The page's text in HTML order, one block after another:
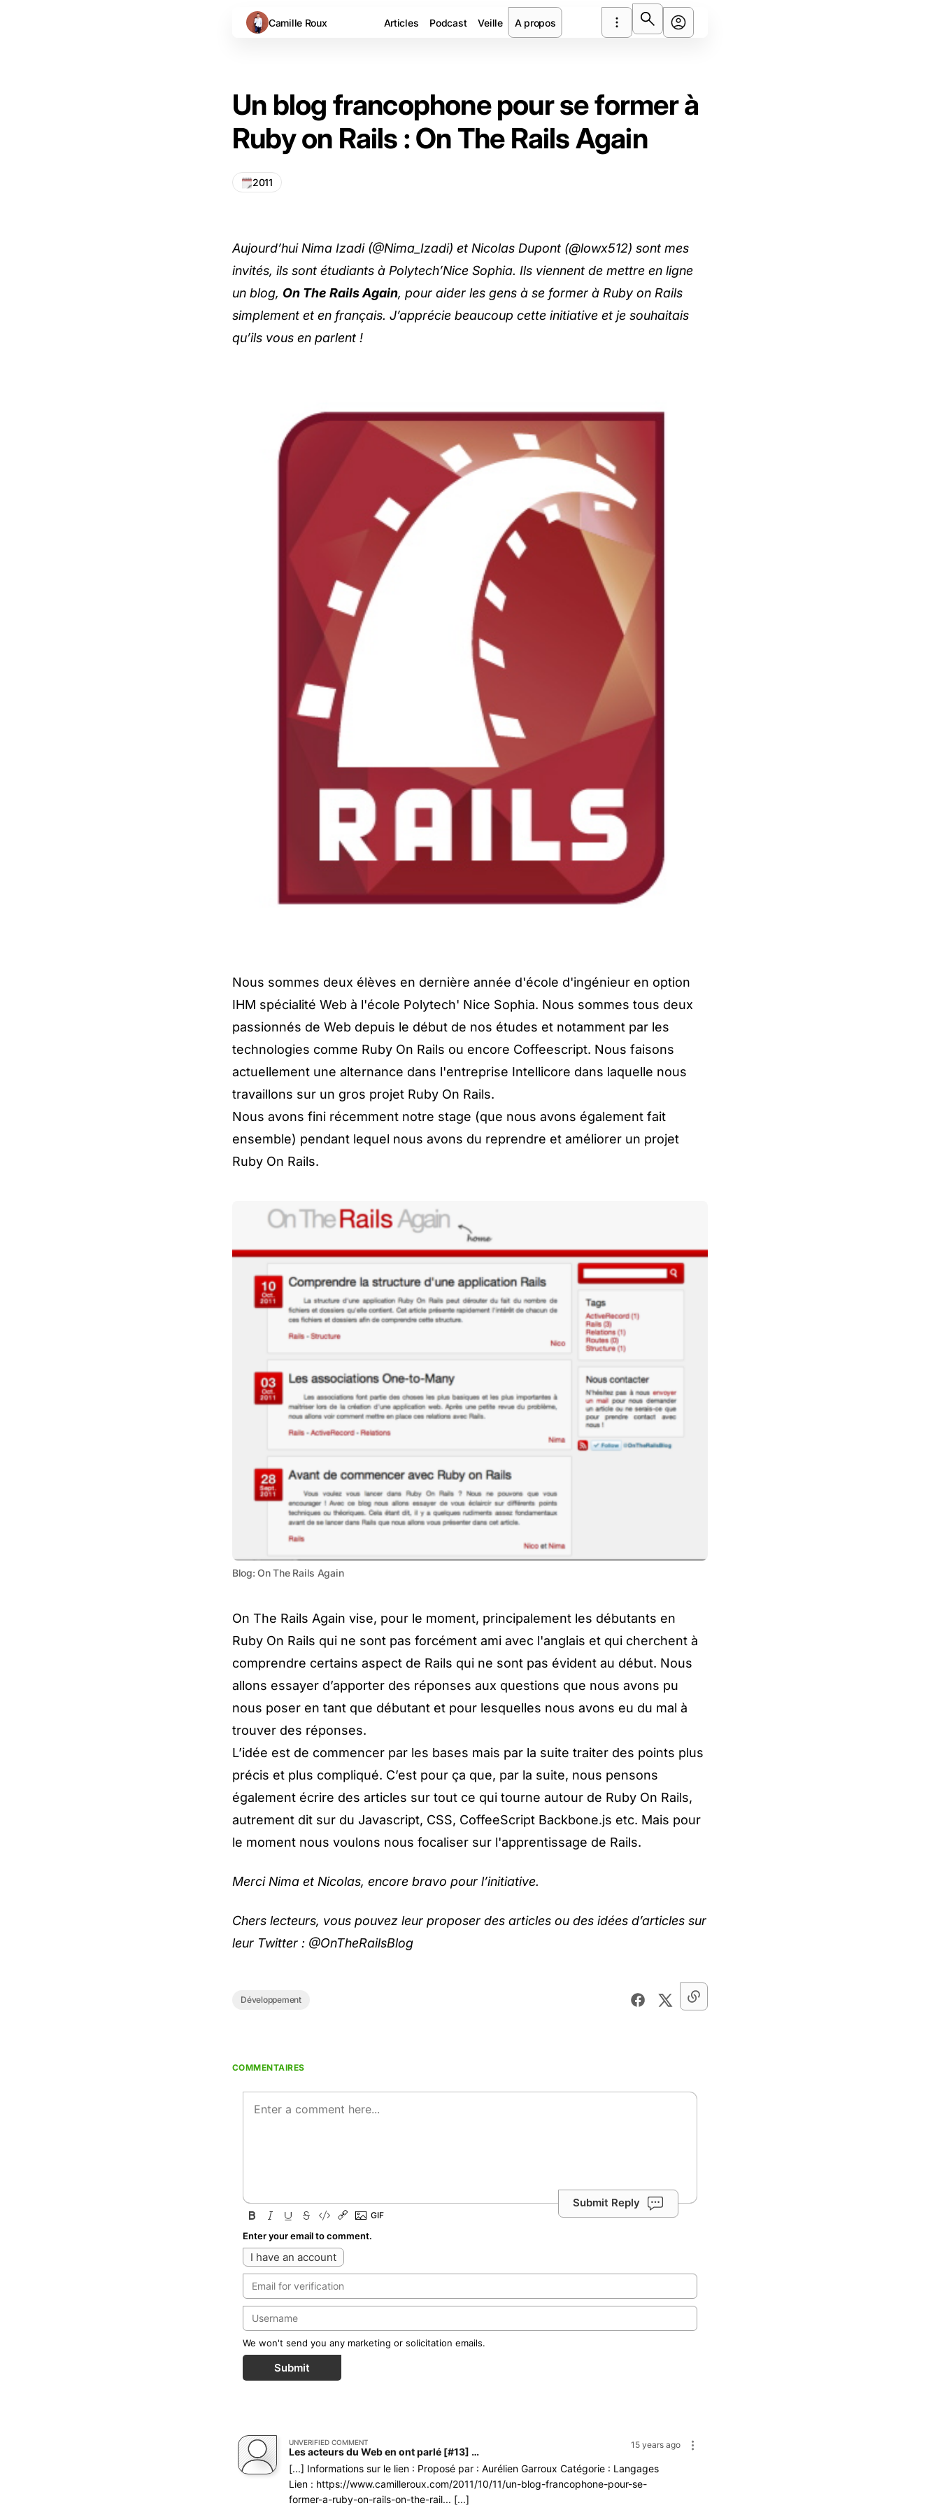
Camille Roux Articles Podcast Veille A propos
Un blog francophone pour se former à
Ruby on Rails : On The Rails Again
2011
Aujourd’hui Nima Izadi (@Nima_Izadi) et Nicolas Dupont (@lowx512) sont mes
invités, ils sont étudiants à Polytech’Nice Sophia. Ils viennent de mettre en ligne
un blog, On The Rails Again, pour aider les gens à se former à Ruby on Rails
simplement et en français. J’apprécie beaucoup cette initiative et je souhaitais
qu’ils vous en parlent !
Nous sommes deux élèves en dernière année d'école d'ingénieur en option
IHM spécialité Web à l'école Polytech' Nice Sophia. Nous sommes tous deux
passionnés de Web depuis le début de nos études et notamment par les
technologies comme Ruby On Rails ou encore Coffeescript. Nous faisons
actuellement une alternance dans l'entreprise Intellicore dans laquelle nous
travaillons sur un gros projet Ruby On Rails.
Nous avons fini récemment notre stage (que nous avons également fait
ensemble) pendant lequel nous avons du reprendre et améliorer un projet
Ruby On Rails.
Blog: On The Rails Again
On The Rails Again vise, pour le moment, principalement les débutants en
Ruby On Rails qui ne sont pas forcément ami avec l'anglais et qui cherchent à
comprendre certains aspect de Rails qui ne sont pas évident au début. Nous
allons essayer d’apporter des réponses aux questions que nous avons pu
nous poser en tant que débutant et pour lesquelles nous avons eu du mal à
trouver des réponses.
L’idée est de commencer par les bases mais par la suite traiter des points plus
précis et plus compliqué. C’est pour ça que, par la suite, nous pensons
également écrire des articles sur tout ce qui tourne autour de Ruby On Rails,
autrement dit sur du Javascript, CSS, CoffeeScript Backbone.js etc. Mais pour
le moment nous voulons nous focaliser sur l'apprentissage de Rails.
Merci Nima et Nicolas, encore bravo pour l’initiative.
Chers lecteurs, vous pouvez leur proposer des articles ou des idées d’articles sur
leur Twitter : @OnTheRailsBlog
Développement
COMMENTAIRES
Submit Reply
Enter your email to comment.
I have an account
We won't send you any marketing or solicitation emails.
Submit
15 years ago
UNVERIFIED COMMENT
Les acteurs du Web en ont parlé [#13] | Le blog des nouvelles technologies : Web, Technologies, Développement, Interopérabilité
[...] Informations sur le lien : Proposé par : Aurélien Garroux Catégorie : Langages
Lien : https://www.camilleroux.com/2011/10/11/un-blog-francophone-pour-se-
former-a-ruby-on-rails-on-the-rail... [...]